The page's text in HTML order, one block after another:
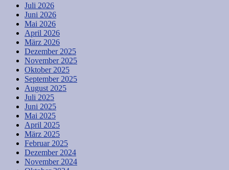
Juli 2026
Juni 2026
Mai 2026
April 2026
März 2026
Dezember 2025
November 2025
Oktober 2025
September 2025
August 2025
Juli 2025
Juni 2025
Mai 2025
April 2025
März 2025
Februar 2025
Dezember 2024
November 2024